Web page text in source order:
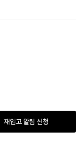
재입고 알림 신청